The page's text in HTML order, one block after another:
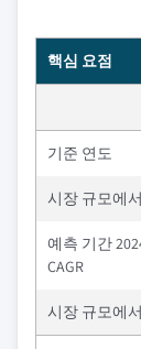
핵심 요점
기준 연도
시장 규모에
예측 기간
CAGR
시장 규모에